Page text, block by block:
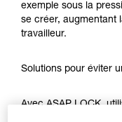
Maîtriser
formation et
la
liées à votre
exemple sous la
se créer, augmentant
travailleur.
Solutions pour éviter
Avec ASAP LOCK,